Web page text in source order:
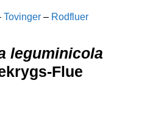
Tovinger – Rodfluer
leguminicola
Flue